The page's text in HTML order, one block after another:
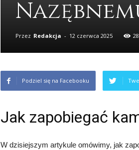
Przez Redakcja - 12 czerwca 2025
Podziel się na Facebooku
Jak zapobiegać
W dzisiejszym artykule omówimy, jak